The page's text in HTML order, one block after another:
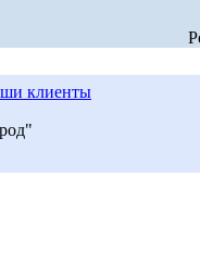
клиенты